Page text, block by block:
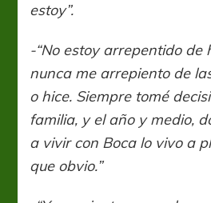
estoy”.
-“No estoy arrepentido de
nunca me arrepiento de
o hice. Siempre tomé
familia, y el año y medio,
a vivir con Boca lo vivo a
que obvio.”